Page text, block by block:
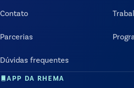
Contato
Parcerias
Dúvidas frequentes
APP DA RHEMA